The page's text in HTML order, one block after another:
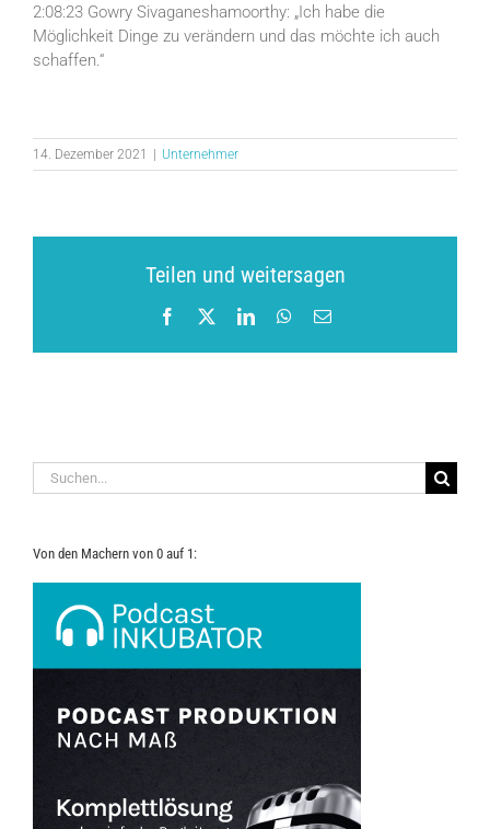
2:08:23 Gowry Sivaganeshamoorthy: „Ich habe die
Möglichkeit Dinge zu verändern und das möchte ich auch
schaffen.“
14. Dezember 2021 Unternehmer
Teilen und weitersagen
Facebook LinkedInWhatsApp
E-
Suche
nach:
Von den Machern von 0 auf 1: